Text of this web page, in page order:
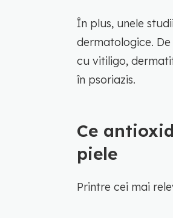
În plus, unele
dermatologice.
cu vitiligo,
în psoriazis.
Ce
piele
Printre cei mai